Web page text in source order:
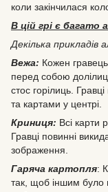
коли закінчилася
В цій грі є багато
Декілька
Вежа: Кожен
перед собою
стос горілиць.
та картами у центрі.
Криниця: Всі карти
Гравці повинні
зображення.
Гаряча картопля:
так, щоб іншим було